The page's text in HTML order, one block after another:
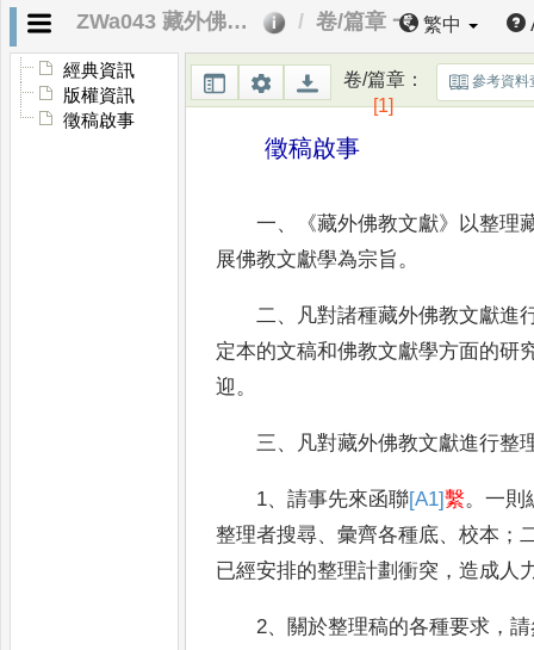
ZWa043 藏外佛教文獻第七輯．徵稿啟事 卷/篇章 一 繁中
經典資訊
版權資訊
徵稿啟事
卷/篇章：
[1]
參考資料
徵稿啟事
一、《藏外佛教文獻》 以整理
展佛教文獻學為宗旨。
二、
凡對諸種藏外佛教文獻進
定本的文稿和佛教文獻學方面的研
迎。
三、 凡對藏外佛教文獻進行整
1、請事先來函聯[A1]繫。一則
整理者搜尋、彙齊各種底、校本 ；
已經安排的整理計劃衝突 ，造成人
2、 關於整理稿的各種要求 ，